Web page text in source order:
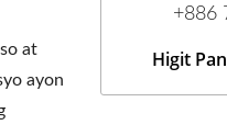
at
ayon
+886
Higit